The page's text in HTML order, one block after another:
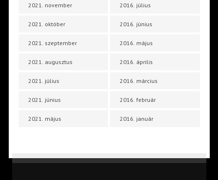
2021. november
2021. október
2021. szeptember
2021. augusztus
2021. július
2021. június
2021. május
2016. július
2016. június
2016. május
2016. április
2016. március
2016. február
2016. január